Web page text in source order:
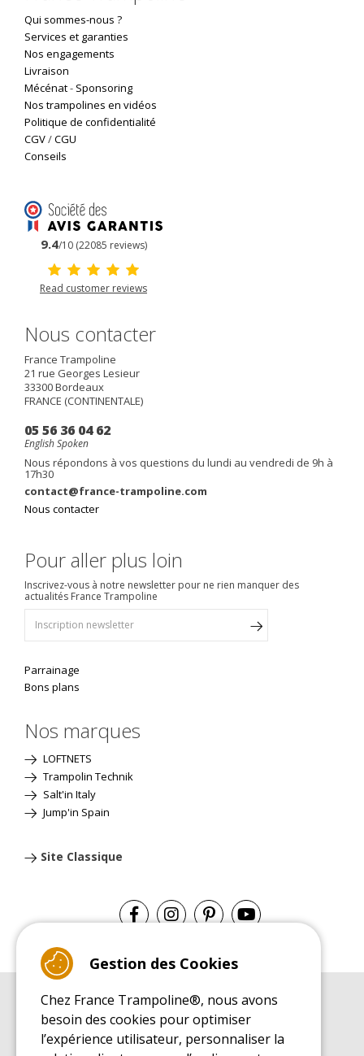
Qui sommes-nous ?
Services et garanties
Nos engagements
Livraison
Mécénat- Sponsoring
Nos trampolines en vidéos
Politique de confidentialité
CGV/CGU
Conseils
9.4/10 (22085 reviews)
Read customer reviews
Nous contacter
France Trampoline
21 rue Georges Lesieur
33300Bordeaux
FRANCE (CONTINENTALE)
05 56 36 04 62
English Spoken
Nous répondons à vos questions du lundi au vendredi de 9h à
17h30
contact@france-trampoline.com
Nous contacter
Pour aller plus loin
Inscrivez-vous à notre newsletter pour ne rien manquer des
actualités France Trampoline
Parrainage
Bons plans
Nos marques
LOFTNETS
Trampolin Technik
Salt'in Italy
Jump'in Spain
Site Classique
Guide d'achat pour les trampolines de loisirs
GUIDE DE MONTAGE
Gestion des Cookies
Chez France Trampoline®, nous avons
besoin des cookies pour optimiser
l’expérience utilisateur, personnaliser la